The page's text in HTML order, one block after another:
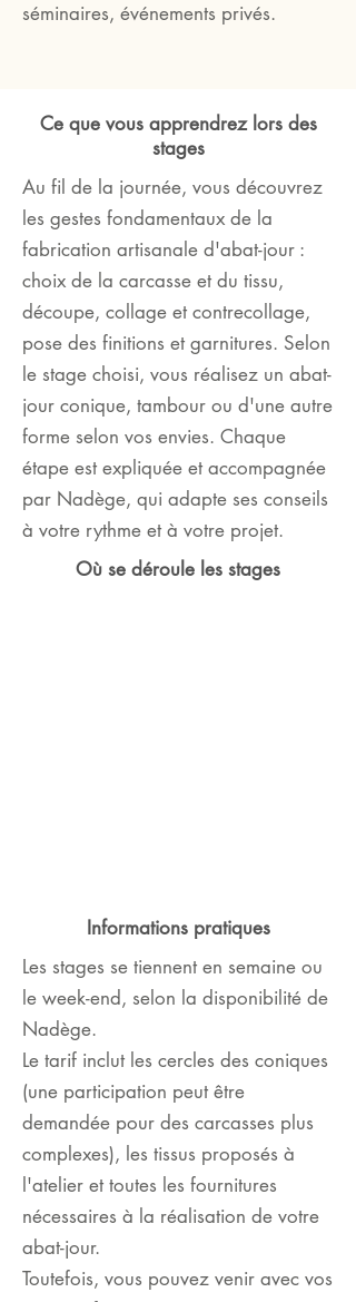
séminaires, événements privés.
Ce que vous apprendrez lors des
stages
Au fil de la journée, vous découvrez
les gestes fondamentaux de la
fabrication artisanale d'abat-jour :
choix de la carcasse et du tissu,
découpe, collage et contrecollage,
pose des finitions et garnitures. Selon
le stage choisi, vous réalisez un abat-
jour conique, tambour ou d'une autre
forme selon vos envies. Chaque
étape est expliquée et accompagnée
par Nadège, qui adapte ses conseils
à votre rythme et à votre projet.
Où se déroule les stages
Informations pratiques
Les stages se tiennent en semaine ou
le week-end, selon la disponibilité de
Nadège.
Le tarif inclut les cercles des coniques
(une participation peut être
demandée pour des carcasses plus
complexes), les tissus proposés à
l'atelier et toutes les fournitures
nécessaires à la réalisation de votre
abat-jour.
Toutefois, vous pouvez venir avec vos